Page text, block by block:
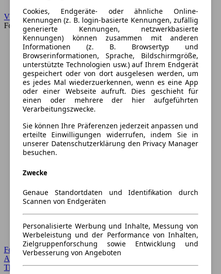
VW
Forum
Forum Startseite
Alle Auto-Foren
Themen-Forum
Cookies, Endgeräte- oder ähnliche Online-
Kennungen (z. B. login-basierte Kennungen, zufällig
generierte Kennungen, netzwerkbasierte
Kennungen) können zusammen mit anderen
Informationen (z. B. Browsertyp und
Browserinformationen, Sprache, Bildschirmgröße,
unterstützte Technologien usw.) auf Ihrem Endgerät
gespeichert oder von dort ausgelesen werden, um
es jedes Mal wiederzuerkennen, wenn es eine App
oder einer Webseite aufruft. Dies geschieht für
einen oder mehrere der hier aufgeführten
Verarbeitungszwecke.
Sie können Ihre Präferenzen jederzeit anpassen und
erteilte Einwilligungen widerrufen, indem Sie in
unserer Datenschutzerklärung den Privacy Manager
besuchen.
Zwecke
Genaue Standortdaten und Identifikation durch
Scannen von Endgeräten
Personalisierte Werbung und Inhalte, Messung von
Werbeleistung und der Performance von Inhalten,
Zielgruppenforschung sowie Entwicklung und
Verbesserung von Angeboten